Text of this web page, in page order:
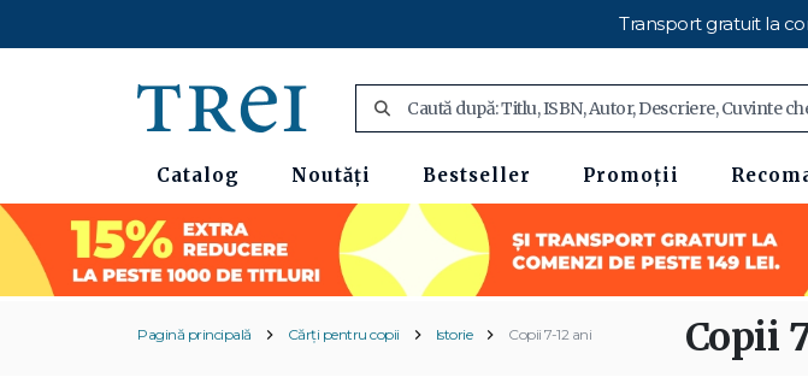
Transport gratuit la
Catalog Noutăți Bestseller Promoții
Pagină principală Cărți pentru copii Istorie Copii 7-12 ani Copii